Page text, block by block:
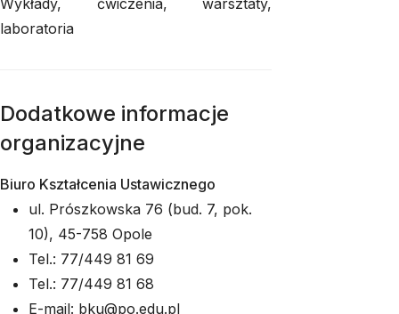
Wykłady, ćwiczenia, warsztaty,
laboratoria
Dodatkowe informacje
organizacyjne
Biuro Kształcenia Ustawicznego
ul. Prószkowska 76 (bud. 7, pok.
10), 45-758 Opole
Tel.: 77/449 81 69
Tel.: 77/449 81 68
E-mail: bku@po.edu.pl